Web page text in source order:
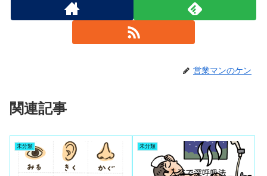
営業マンのケン
関連記事
未分類 未分類